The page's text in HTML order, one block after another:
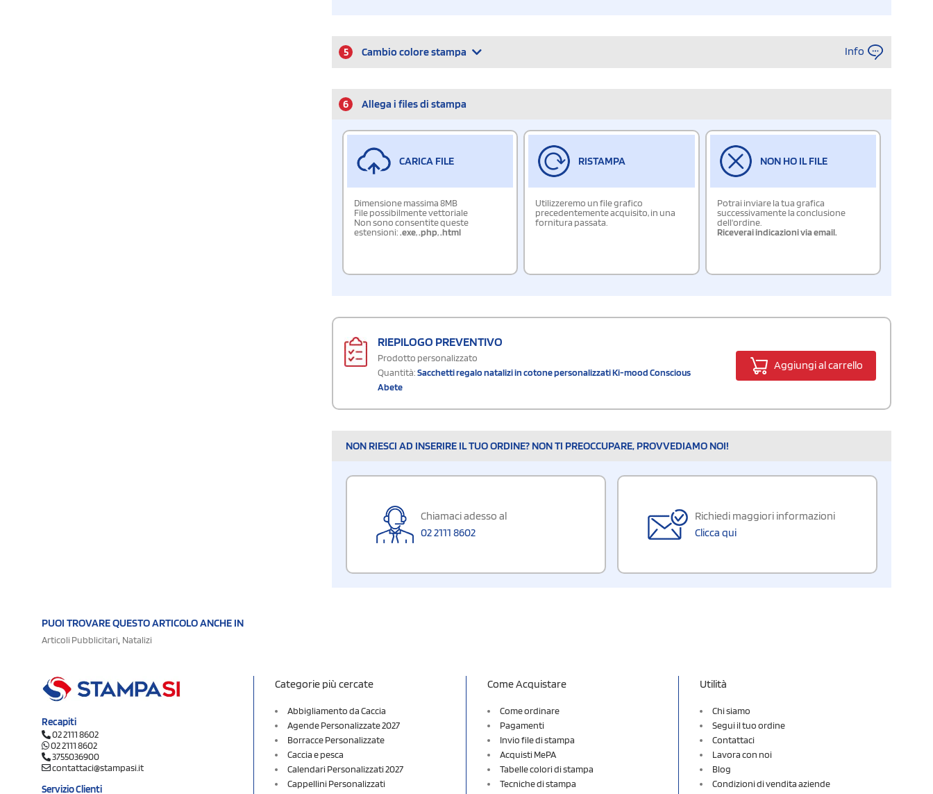
5 Cambio colore stampa Info
6 Allega i files di stampa
CARICA FILE
Dimensione massima 8MB
File possibilmente vettoriale
Non sono consentite queste
estensioni:.exe,.php,.html
RISTAMPA
Utilizzeremo un file grafico
precedentemente acquisito, in una
fornitura passata.
NON HO IL FILE
Potrai inviare la tua grafica
successivamente la conclusione
dell'ordine.
Riceverai indicazioni via email.
RIEPILOGO PREVENTIVO
Prodotto personalizzato
Quantità:Sacchetti regalo natalizi in cotone personalizzati Ki-mood Conscious
Abete
Aggiungi al carrello
NON RIESCI AD INSERIRE IL TUO ORDINE? NON TI PREOCCUPARE, PROVVEDIAMO NOI!
Chiamaci adesso al
02 2111 8602
Richiedi maggiori informazioni
Clicca qui
PUOI TROVARE QUESTO ARTICOLO ANCHE IN
Articoli Pubblicitari Natalizi
Recapiti
02 2111 8602
02 2111 8602
3755036900
contattaci@stampasi.it
Servizio Clienti
Categorie più cercate
Abbigliamento da Caccia
Agende Personalizzate 2027
Borracce Personalizzate
Caccia e pesca
Calendari Personalizzati 2027
Cappellini Personalizzati
Come Acquistare
Come ordinare
Pagamenti
Invio file di stampa
Acquisti MePA
Tabelle colori di stampa
Tecniche di stampa
Utilità
Chi siamo
Segui il tuo ordine
Contattaci
Lavora con noi
Blog
Condizioni di vendita aziende